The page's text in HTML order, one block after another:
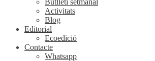
Butlletí setmanal
Activitats
Blog
Editorial
Ecoedició
Contacte
Whatsapp